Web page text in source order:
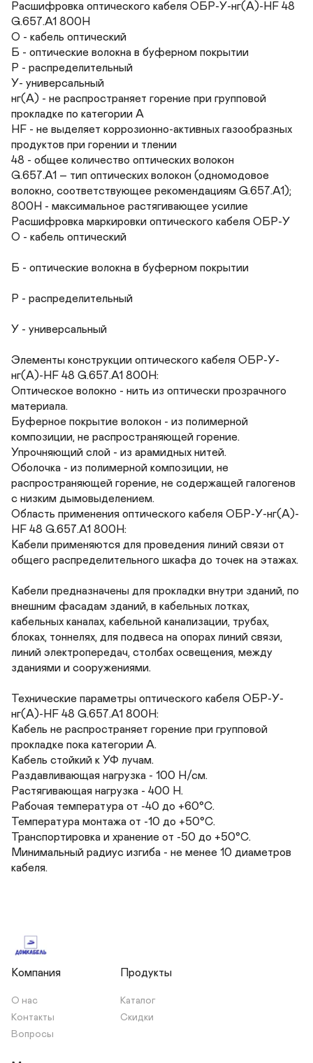
Расшифровка оптического кабеля ОБР-У-нг(A)-HF 48
G.657.A1 800Н
О - кабель оптический
Б - оптические волокна в буферном покрытии
Р - распределительный
У- универсальный
нг(A) - не распространяет горение при групповой
прокладке по категории А
HF - не выделяет коррозионно-активных газообразных
продуктов при горении и тлении
48 - общее количество оптических волокон
G.657.А1 – тип оптических волокон (одномодовое
волокно, соответствующее рекомендациям G.657.А1);
800Н - максимальное растягивающее усилие
Расшифровка маркировки оптического кабеля ОБР-У
О - кабель оптический
Б - оптические волокна в буферном покрытии
Р - распределительный
У - универсальный
Элементы конструкции оптического кабеля ОБР-У-
нг(A)-HF 48 G.657.A1 800Н:
Оптическое волокно - нить из оптически прозрачного
материала.
Буферное покрытие волокон - из полимерной
композиции, не распространяющей горение.
Упрочняющий слой - из арамидных нитей.
Оболочка - из полимерной композиции, не
распространяющей горение, не содержащей галогенов
с низким дымовыделением.
Область применения оптического кабеля ОБР-У-нг(A)-
HF 48 G.657.A1 800Н:
Кабели применяются для проведения линий связи от
общего распределительного шкафа до точек на этажах.
Кабели предназначены для прокладки внутри зданий, по
внешним фасадам зданий, в кабельных лотках,
кабельных каналах, кабельной канализации, трубах,
блоках, тоннелях, для подвеса на опорах линий связи,
линий электропередач, столбах освещения, между
зданиями и сооружениями.
Технические параметры оптического кабеля ОБР-У-
нг(A)-HF 48 G.657.A1 800Н:
Кабель не распространяет горение при групповой
прокладке пока категории А.
Кабель стойкий к УФ лучам.
Раздавливающая нагрузка - 100 Н/см.
Растягивающая нагрузка - 400 Н.
Рабочая температура от -40 до +60°С.
Температура монтажа от -10 до +50°С.
Транспортировка и хранение от -50 до +50°С.
Минимальный радиус изгиба - не менее 10 диаметров
кабеля.
Компания
О нас
Контакты
Вопросы
Продукты
Каталог
Скидки